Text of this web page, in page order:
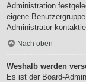
Administration
eigene
Administrator
Nach oben
Weshalb werden
Es ist der Board-